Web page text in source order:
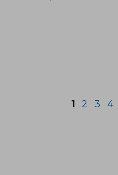
1 2 3 4